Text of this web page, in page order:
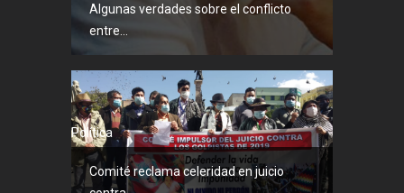
Algunas verdades sobre el conflicto
entre...
Política
Comité reclama celeridad en juicio